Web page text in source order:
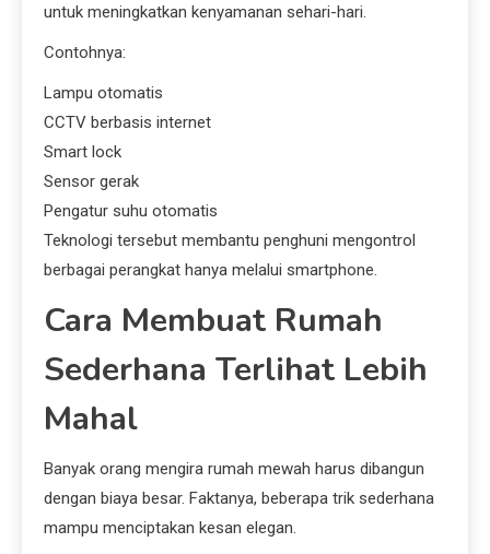
untuk meningkatkan kenyamanan sehari-hari.
Contohnya:
Lampu otomatis
CCTV berbasis internet
Smart lock
Sensor gerak
Pengatur suhu otomatis
Teknologi tersebut membantu penghuni mengontrol
berbagai perangkat hanya melalui smartphone.
Cara Membuat Rumah
Sederhana Terlihat Lebih
Mahal
Banyak orang mengira rumah mewah harus dibangun
dengan biaya besar. Faktanya, beberapa trik sederhana
mampu menciptakan kesan elegan.